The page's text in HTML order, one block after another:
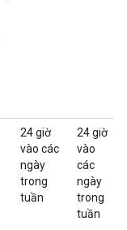
24 giờ
vào các
ngày
trong
tuần
24 giờ
vào
các
ngày
trong
tuần